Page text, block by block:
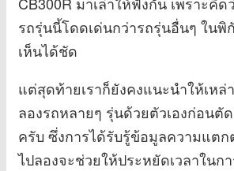
รถรุ่นนี้โดดเด่นกว่ารถรุ่นอื่นๆ ในพิ
เห็นได้ชัด
แต่สุดท้ายเราก็ยังคงแนะนำให้เหล่
ลองรถหลายๆ รุ่นด้วยตัวเองก่อนตั
ครับ ซึ่งการได้รับรู้ข้อมูลความแต
ไปลองจะช่วยให้ประหยัดเวลาในก